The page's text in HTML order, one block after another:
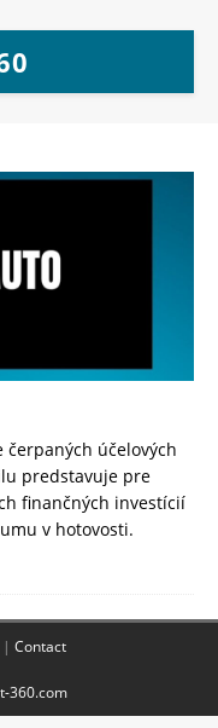
účelových
predstavuje pre
finančných investícií
v hotovosti.
Contact
360.com